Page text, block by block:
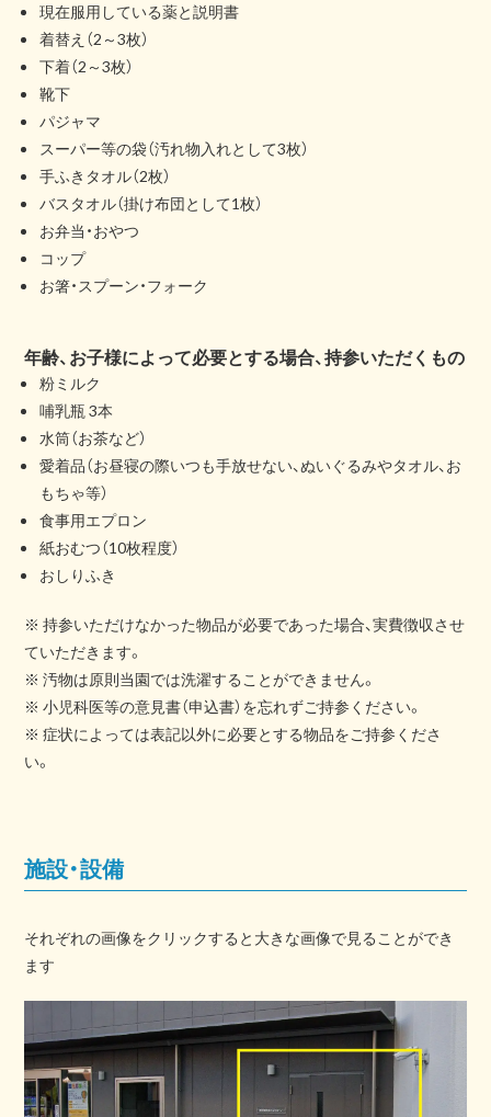
現在服用している薬と説明書
着替え（2～3枚）
下着（2～3枚）
靴下
パジャマ
スーパー等の袋（汚れ物入れとして3枚）
手ふきタオル（2枚）
バスタオル（掛け布団として1枚）
お弁当・おやつ
コップ
お箸・スプーン・フォーク
年齢、お子様によって必要とする場合、持参いただくもの
粉ミルク
哺乳瓶 3本
水筒（お茶など）
愛着品（お昼寝の際いつも手放せない、ぬいぐるみやタオル、お
もちゃ等）
食事用エプロン
紙おむつ（10枚程度）
おしりふき
※ 持参いただけなかった物品が必要であった場合、実費徴収させ
ていただきます。
※ 汚物は原則当園では洗濯することができません。
※ 小児科医等の意見書（申込書）を忘れずご持参ください。
※ 症状によっては表記以外に必要とする物品をご持参くださ
い。
施設・設備
それぞれの画像をクリックすると大きな画像で見ることができ
ます